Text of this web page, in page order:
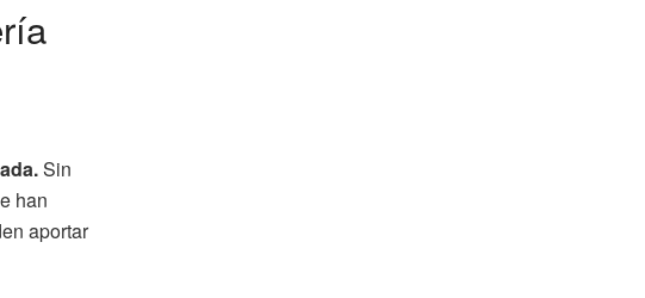
Sin
han
aportar